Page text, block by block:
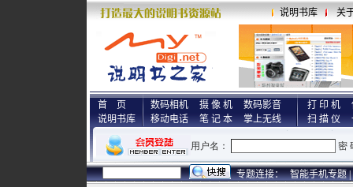
说明书库 关
首 页
说明书库
数码相机 摄 像 机
数码影音
移动电话
笔 记 本 掌上无线
打 印 机
扫 描 仪
专题连接： 智能手机专题 |